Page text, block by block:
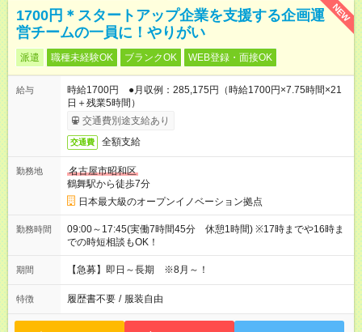
NEW
1700円＊スタートアップ企業を支援する企画運
営チームの一員に！やりがい
派遣 職種未経験OK ブランクOK WEB登録・面接OK
給与
時給1700円 ●月収例：285,175円（時給1700円×7.75時間×21
日＋残業5時間）
交通費別途支給あり
交通費 全額支給
勤務地
名古屋市昭和区
鶴舞駅から徒歩7分
日本最大級のオープンイノベーション拠点
勤務時間
09:00～17:45(実働7時間45分 休憩1時間) ※17時までや16時ま
での時短相談もOK！
期間 【急募】即日～長期 ※8月～！
特徴 履歴書不要 / 服装自由